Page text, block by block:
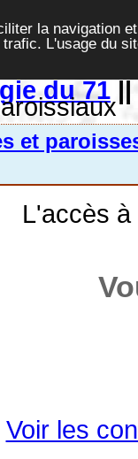
la navigation
L'usage du
du 71||
et
L'accès
Voir les